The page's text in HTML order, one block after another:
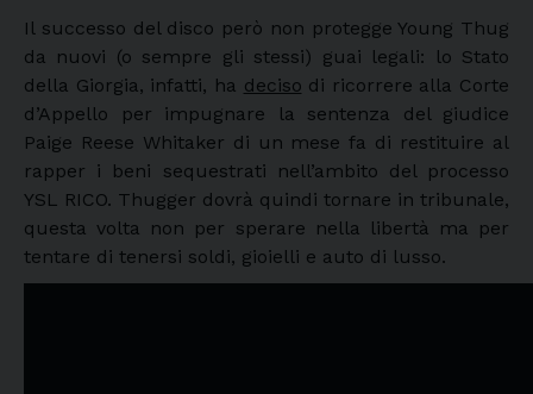
Il successo del disco però non protegge Young Thug
da nuovi (o sempre gli stessi) guai legali: lo Stato
della Giorgia, infatti, ha deciso di ricorrere alla Corte
d’Appello per impugnare la sentenza del giudice
Paige Reese Whitaker di un mese fa di restituire al
rapper i beni sequestrati nell’ambito del processo
YSL RICO. Thugger dovrà quindi tornare in tribunale,
questa volta non per sperare nella libertà ma per
tentare di tenersi soldi, gioielli e auto di lusso.